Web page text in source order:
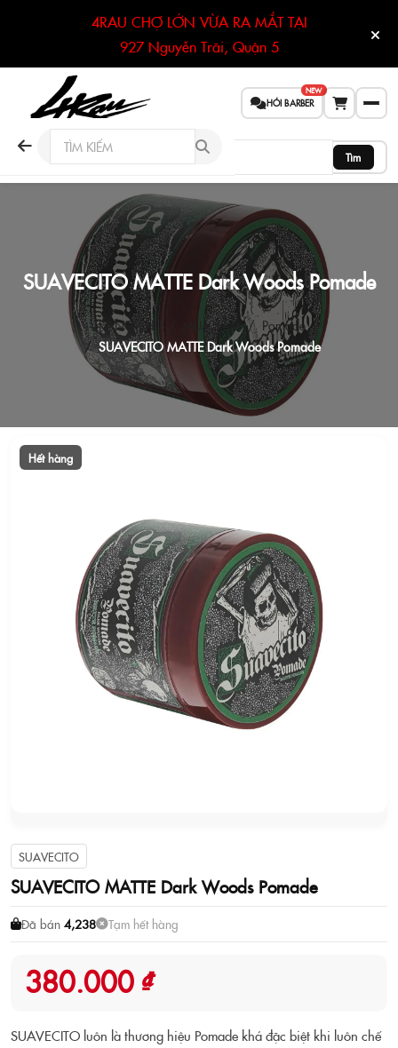
4RAU CHỢ LỚN VỪA RA MẮT TẠI
927 Nguyễn Trãi, Quận 5
HỎI BARBER
NEW
Tìm
SUAVECITO MATTE Dark Woods Pomade
TRANG CHỦ MUA SẮM
Pomade
SUAVECITO MATTE Dark Woods Pomade
Hết hàng
SUAVECITO
SUAVECITO MATTE Dark Woods Pomade
Đã bán 4,238 Tạm hết hàng
380.000 ₫
SUAVECITO luôn là thương hiệu Pomade khá đặc biệt khi luôn chế